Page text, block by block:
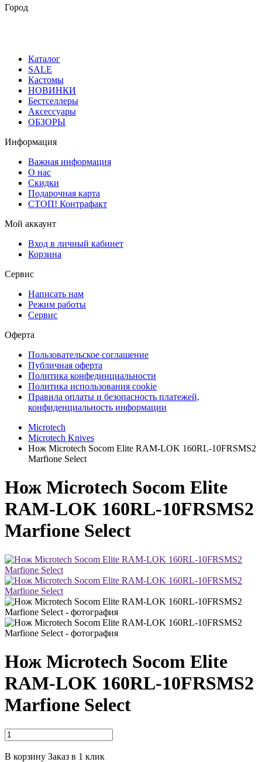
Город
Каталог
SALE
Кастомы
НОВИНКИ
Бестселлеры
Аксессуары
ОБЗОРЫ
Информация
Важная информация
О нас
Скидки
Подарочная карта
СТОП! Контрафакт
Мой аккаунт
Вход в личный кабинет
Корзина
Сервис
Написать нам
Режим работы
Сервис
Оферта
Пользовательское соглашение
Публичная оферта
Политика конфединциальности
Политика использования cookie
Правила оплаты и безопасность платежей,
конфиденциальность информации
Microtech
Microtech Knives
Нож Microtech Socom Elite RAM-LOK 160RL-10FRSMS2
Marfione Select
Нож Microtech Socom Elite
RAM-LOK 160RL-10FRSMS2
Marfione Select
Нож Microtech Socom Elite
RAM-LOK 160RL-10FRSMS2
Marfione Select
В корзину Заказ в 1 клик